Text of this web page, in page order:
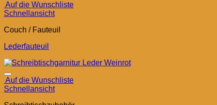
Auf die Wunschliste
Schnellansicht
Couch / Fauteuil
Lederfauteuil
Auf die Wunschliste
Schnellansicht